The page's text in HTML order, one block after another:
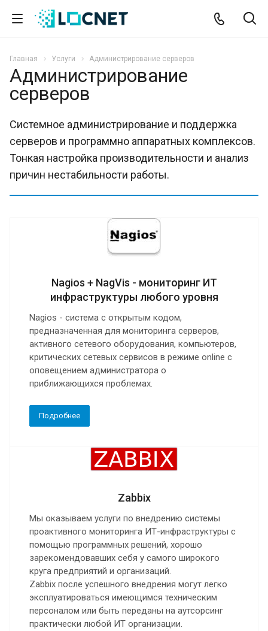
Главная Услуги Администрирование серверов
Администрирование
серверов
Системное администрирование и поддержка
серверов и программно аппаратных комплексов.
Тонкая настройка производительности и анализ
причин нестабильности работы.
Nagios + NagVis - мониторинг ИТ
инфраструктуры любого уровня
Nagios - система с открытым кодом,
предназначенная для мониторинга серверов,
активного сетевого оборудования, компьютеров,
критических сетевых сервисов в режиме online с
оповещением администратора о
приближающихся проблемах.
Подробнее
Zabbix
Мы оказываем услуги по внедрению системы
проактивного мониторинга ИТ-инфраструктуры с
помощью программных решений, хорошо
зарекомендовавших себя у самого широкого
круга предприятий и организаций.
Zabbix после успешного внедрения могут легко
эксплуатироваться имеющимся техническим
персоналом или быть переданы на аутсорсинг
практически любой ИТ организации.